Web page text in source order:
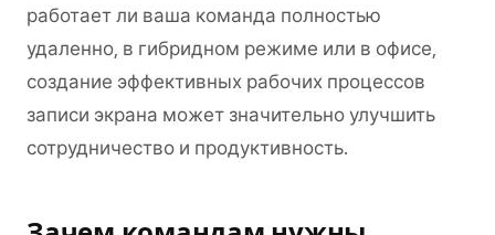
работает ли ваша команда полностью
удаленно, в гибридном режиме или в офисе,
создание эффективных рабочих процессов
записи экрана может значительно улучшить
сотрудничество и продуктивность.